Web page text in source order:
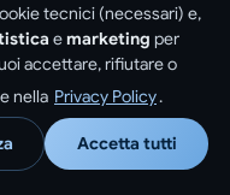
tecnici (necessari) e,
emarketing per
accettare, rifiutare o
e nella Privacy Policy.
Accetta tutti